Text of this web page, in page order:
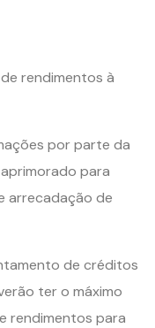
rendimentos à
por parte da
para
arrecadação de
de créditos
ter o máximo
rendimentos para